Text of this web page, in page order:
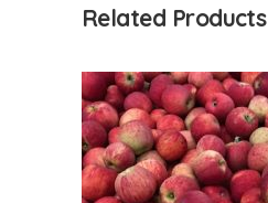
Related Products